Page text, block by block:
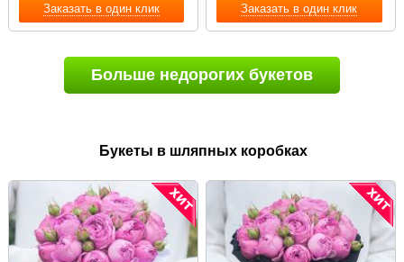
Заказать в один клик Заказать в один клик
Больше недорогих букетов
Букеты в шляпных коробках